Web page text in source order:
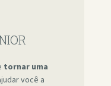
tornar uma
você a